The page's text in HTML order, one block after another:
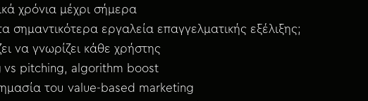
χρόνια μέχρι σήμερα
σημαντικότερα εργαλεία επαγγελματικής εξέλιξης;
να γνωρίζει κάθε χρήστης
vs pitching, algorithm boost
του value-based marketing